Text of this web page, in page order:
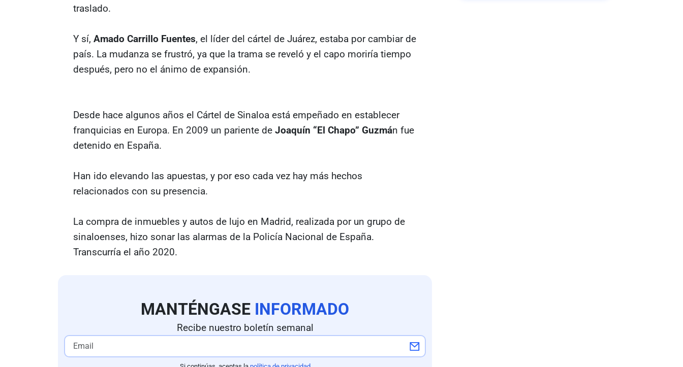
traslado.
Y sí, Amado Carrillo Fuentes, el líder del cártel de Juárez, estaba por cambiar de
país. La mudanza se frustró, ya que la trama se reveló y el capo moriría tiempo
después, pero no el ánimo de expansión.
Desde hace algunos años el Cártel de Sinaloa está empeñado en establecer
franquicias en Europa. En 2009 un pariente de Joaquín “El Chapo” Guzmán fue
detenido en España.
Han ido elevando las apuestas, y por eso cada vez hay más hechos
relacionados con su presencia.
La compra de inmuebles y autos de lujo en Madrid, realizada por un grupo de
sinaloenses, hizo sonar las alarmas de la Policía Nacional de España.
Transcurría el año 2020.
MANTÉNGASE INFORMADO
Recibe nuestro boletín semanal